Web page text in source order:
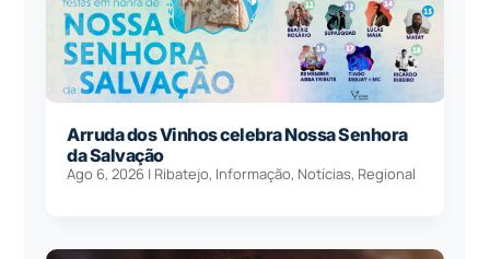
Arruda dos Vinhos celebra Nossa Senhora
da Salvação
Ago 6, 2026 | Ribatejo, Informação, Notícias, Regional